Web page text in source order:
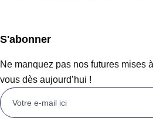
S'abonner
Ne manquez pas nos futures mises
vous dès aujourd’hui !